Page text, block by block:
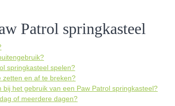
Patrol springkasteel
springkasteel spelen?
zetten en af te breken?
het gebruik van een Paw Patrol springkasteel?
of meerdere dagen?